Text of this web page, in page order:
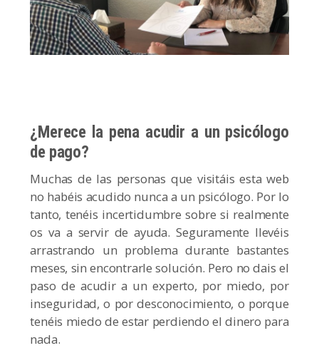
¿Merece la pena acudir a un psicólogo
de pago?
Muchas de las personas que visitáis esta web
no habéis acudido nunca a un psicólogo. Por lo
tanto, tenéis incertidumbre sobre si realmente
os va a servir de ayuda. Seguramente llevéis
arrastrando un problema durante bastantes
meses, sin encontrarle solución. Pero no dais el
paso de acudir a un experto, por miedo, por
inseguridad, o por desconocimiento, o porque
tenéis miedo de estar perdiendo el dinero para
nada.